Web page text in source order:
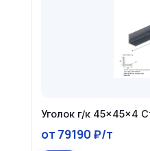
Уголок г/к 45×45×4
от 79190 ₽/т